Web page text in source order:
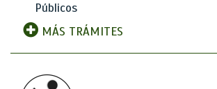
Públicos
MÁS TRÁMITES